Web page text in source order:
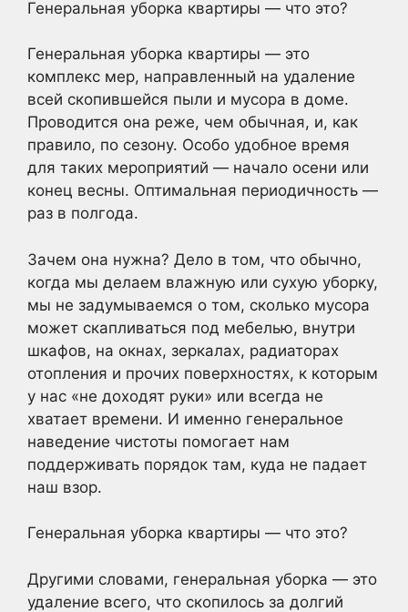
Генеральная уборка квартиры — что это?
Генеральная уборка квартиры — это
комплекс мер, направленный на удаление
всей скопившейся пыли и мусора в доме.
Проводится она реже, чем обычная, и, как
правило, по сезону. Особо удобное время
для таких мероприятий — начало осени или
конец весны. Оптимальная периодичность —
раз в полгода.
Зачем она нужна? Дело в том, что обычно,
когда мы делаем влажную или сухую уборку,
мы не задумываемся о том, сколько мусора
может скапливаться под мебелью, внутри
шкафов, на окнах, зеркалах, радиаторах
отопления и прочих поверхностях, к которым
у нас «не доходят руки» или всегда не
хватает времени. И именно генеральное
наведение чистоты помогает нам
поддерживать порядок там, куда не падает
наш взор.
Генеральная уборка квартиры — что это?
Другими словами, генеральная уборка — это
удаление всего, что скопилось за долгий